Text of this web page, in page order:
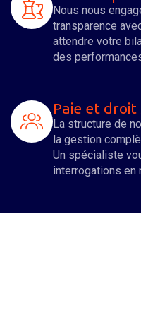
Nous nous
transparence
attendre votre
des
Paie et droit
La structure de
la gestion
Un spécialiste
interrogations en